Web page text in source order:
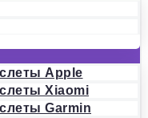
Apple
Xiaomi
Garmin